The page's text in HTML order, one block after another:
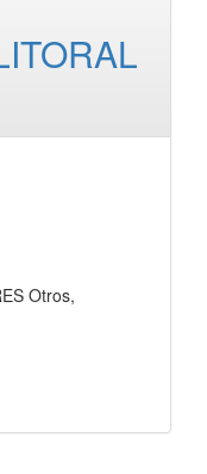
Otros,